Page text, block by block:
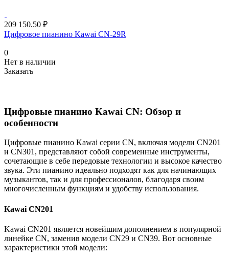
209 150.50 ₽
Цифровое пианино Kawai CN-29R
0
Нет в наличии
Заказать
Цифровые пианино Kawai CN: Обзор и
особенности
Цифровые пианино Kawai серии CN, включая модели CN201
и CN301, представляют собой современные инструменты,
сочетающие в себе передовые технологии и высокое качество
звука. Эти пианино идеально подходят как для начинающих
музыкантов, так и для профессионалов, благодаря своим
многочисленным функциям и удобству использования.
Kawai CN201
Kawai CN201 является новейшим дополнением в популярной
линейке CN, заменив модели CN29 и CN39. Вот основные
характеристики этой модели: